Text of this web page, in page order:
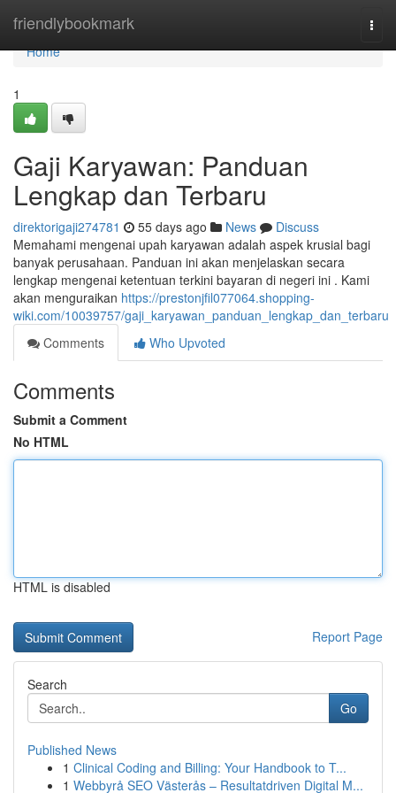
friendlybookmark
Home
Home
1
Gaji Karyawan: Panduan
Lengkap dan Terbaru
direktorigaji274781 55 days ago News
Discuss
Memahami mengenai upah karyawan adalah aspek krusial bagi
banyak perusahaan. Panduan ini akan menjelaskan secara
lengkap mengenai ketentuan terkini bayaran di negeri ini . Kami
akan menguraikan https://prestonjfil077064.shopping-
wiki.com/10039757/gaji_karyawan_panduan_lengkap_dan_terbaru
Comments
Who Upvoted
Comments
Submit a Comment
No HTML
HTML is disabled
Report Page
Search
Go
Published News
1 Clinical Coding and Billing: Your Handbook to T...
1 Webbyrå SEO Västerås – Resultatdriven Digital M...